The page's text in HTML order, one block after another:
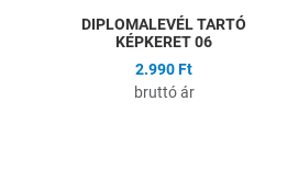
DIPLOMALEVÉL TARTÓ
KÉPKERET 06
2.990 Ft
bruttó ár